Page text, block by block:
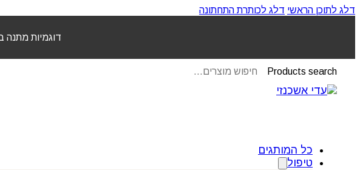
דלג לתוכן הראשי דלג לכותרת התחתונה
דוגמיות מתנה
Products search
כל המותגים
טיפול